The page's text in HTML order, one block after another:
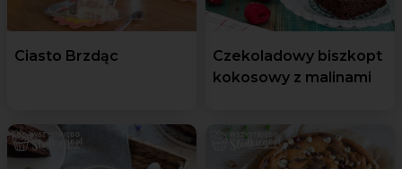
Ciasto Brzdąc
Czekoladowy biszkopt
kokosowy z malinami